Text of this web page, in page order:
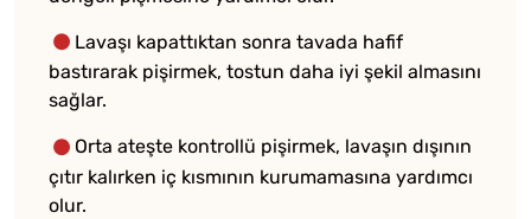
Lavaşı kapattıktan sonra tavada hafif
bastırarak pişirmek, tostun daha iyi şekil almasını
sağlar.
Orta ateşte kontrollü pişirmek, lavaşın dışının
çıtır kalırken iç kısmının kurumamasına yardımcı
olur.